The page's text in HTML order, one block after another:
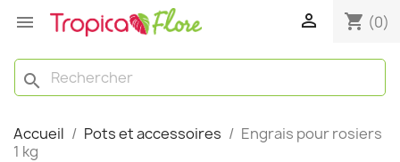
  shopping_cart (0)
search
Accueil Pots et accessoires
Engrais pour rosiers
1 kg